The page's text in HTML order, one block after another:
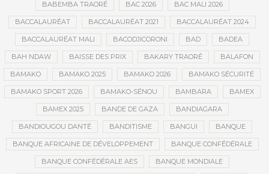
BABEMBA TRAORÉ BAC 2026 BAC MALI 2026
BACCALAURÉAT BACCALAURÉAT 2021 BACCALAURÉAT 2024
BACCALAURÉAT MALI BACODJICORONI BAD BADEA
BAH NDAW BAISSE DES PRIX BAKARY TRAORÉ BALAFON
BAMAKO BAMAKO 2025 BAMAKO 2026 BAMAKO SÉCURITÉ
BAMAKO SPORT 2026 BAMAKO-SÉNOU BAMBARA BAMEX
BAMEX 2025 BANDE DE GAZA BANDIAGARA
BANDIOUGOU DANTÉ BANDITISME BANGUI BANQUE
BANQUE AFRICAINE DE DÉVELOPPEMENT BANQUE CONFÉDÉRALE
BANQUE CONFÉDÉRALE AES BANQUE MONDIALE